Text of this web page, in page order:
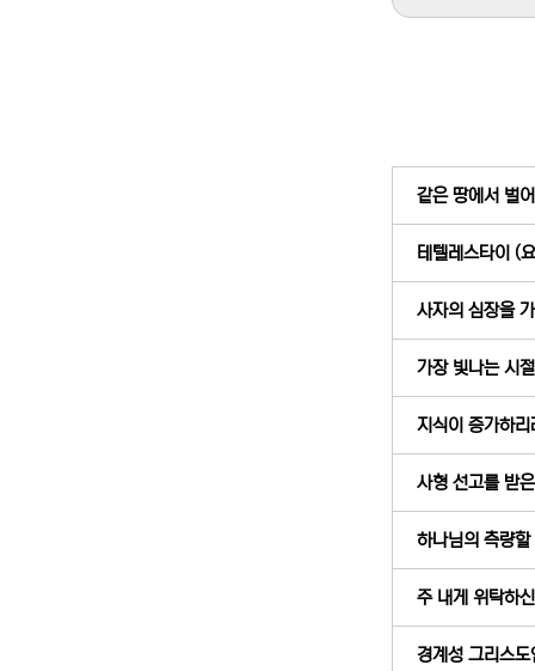
같은 땅에서 벌
테텔레스타이 (
사자의 심장을
가장 빛나는 시
지식이 증가하
사형 선고를 받
하나님의 측량
주 내게 위탁하
경계성 그리스